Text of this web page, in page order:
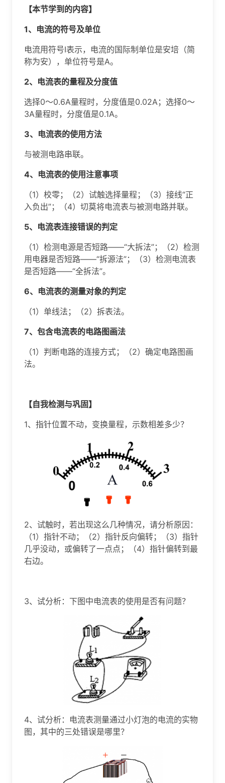
【本节学到的内容】
1、电流的符号及单位
电流用符号I表示，电流的国际制单位是安培（简
称为安），单位符号是A。
2、 电流表的量程及分度值
选择0～0.6A量程时，分度值是0.02A；选择0～
3A量程时，分度值是0.1A。
3、电流表的使用方法
与被测电路串联。
4、电流表的使用注意事项
（1）校零；（2）试触选择量程；（3）接线“正
入负出”；（4）切莫将电流表与被测电路并联。
5、电流表连接错误的判定
（1）检测电源是否短路——“大拆法”；（2）检测
用电器是否短路——“拆源法”；（3）检测电流表
是否短路——“全拆法”。
6、电流表的测量对象的判定
（1）单线法；（2）拆表法。
7、包含电流表的电路图画法
（1）判断电路的连接方式；（2）确定电路图画
法。
【自我检测与巩固】
1、指针位置不动，变换量程，示数相差多少？
2、试触时，若出现这么几种情况，请分析原因：
（1）指针不动；（2）指针反向偏转；（3）指针
几乎没动，或偏转了一点点；（4）指针偏转到最
右边。
3、试分析：下图中电流表的使用是否有问题？
4、试分析：电流表测量通过小灯泡的电流的实物
图，其中的三处错误是哪里？